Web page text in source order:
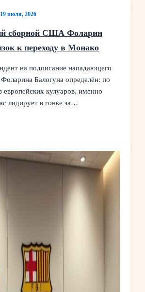
19 июля, 2026
сборной США Фоларин
к переходу в Монако
на подписание нападающего
Балогуна определён: по
кулуаров, именно
лидирует в гонке за…